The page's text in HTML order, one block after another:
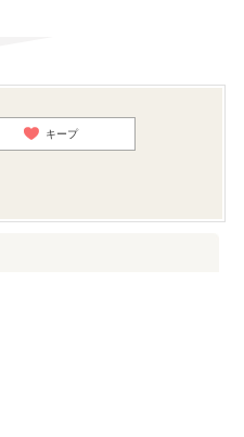
キープ